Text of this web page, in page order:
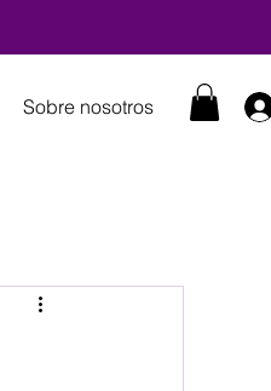
Sobre nosotros